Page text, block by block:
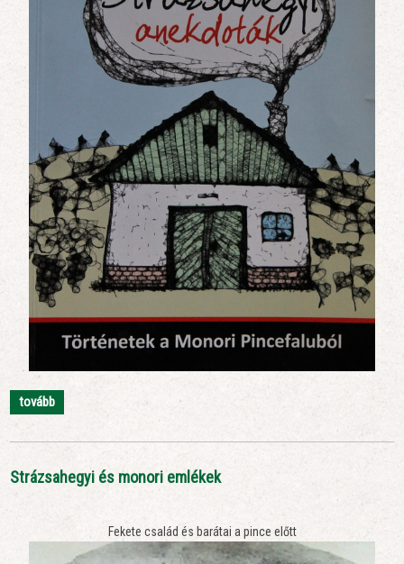
tovább
Strázsahegyi és monori emlékek
Fekete család és barátai a pince előtt